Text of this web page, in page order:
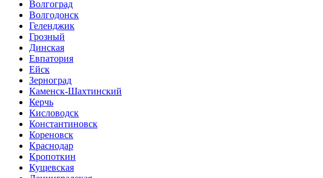
Волгоград
Волгодонск
Геленджик
Грозный
Динская
Евпатория
Ейск
Зерноград
Каменск-Шахтинский
Керчь
Кисловодск
Константиновск
Кореновск
Краснодар
Кропоткин
Кущевская